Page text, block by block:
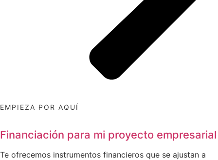
EMPIEZA POR AQUÍ
Financiación para mi proyecto empresarial
Te ofrecemos instrumentos financieros que se ajustan a